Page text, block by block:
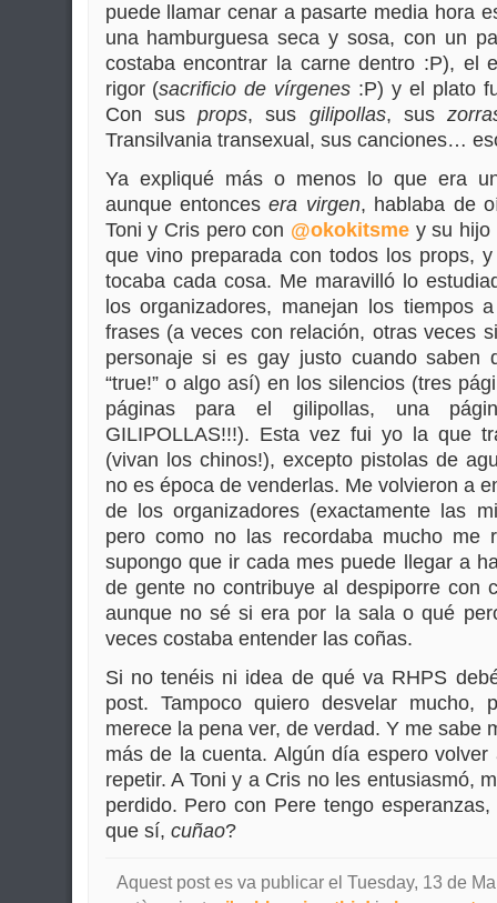
puede llamar cenar a pasarte media hora
una hamburguesa seca y sosa, con un
costaba encontrar la carne dentro :P), el
rigor (sacrificio de vírgenes :P) y el plato
Con susprops, sus gilipollas, sus
Transilvania transexual, sus canciones…
Ya expliqué más o menos lo que era
aunque entoncesera virgen, hablaba de
Toni y Cris pero con @okokitsmey su hijo
que vino preparada con todos los props,
tocaba cada cosa. Me maravilló lo
los organizadores, manejan los tiempos
frases (a veces con relación, otras veces
personaje si es gay justo cuando saben
“true!” o algo así) en los silencios (tres
páginas para el gilipollas, una
GILIPOLLAS!!!). Esta vez fui yo la que
(vivan los chinos!), excepto pistolas de
no es época de venderlas. Me volvieron a
de los organizadores (exactamente las
pero como no las recordaba mucho
supongo que ir cada mes puede llegar a
de gente no contribuye al despiporre con
aunque no sé si era por la sala o qué
veces costaba entender las coñas.
Si no tenéis ni idea de qué va RHPS
post. Tampoco quiero desvelar mucho,
merece la pena ver, de verdad. Y me sabe
más de la cuenta. Algún día espero
repetir. A Toni y a Cris no les entusiasmó,
perdido. Pero con Pere tengo
que sí, cuñao?
Aquest post es va publicar el Tuesday, 13 de